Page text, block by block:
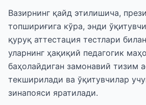
Вазирнинг қайд этилишича,
топшириғига кўра, энди
қуруқ аттестация тестлари
уларнинг ҳақиқий педагогик
баҳолайдиган замонавий тизим
текширилади ва ўқитувчилар
зинапояси яратилади.